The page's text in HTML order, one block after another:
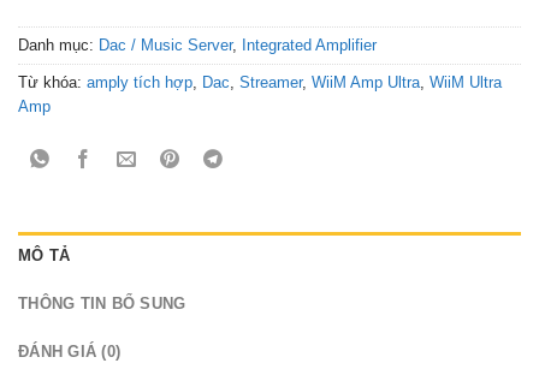
Danh mục: Dac / Music Server, Integrated Amplifier
Từ khóa: amply tích hợp Dac Streamer, WiiM Amp Ultra WiiM Ultra
Amp
MÔ TẢ
THÔNG TIN BỔ SUNG
ĐÁNH GIÁ (0)